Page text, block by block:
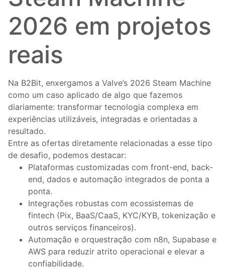
2026 em projetos
reais
Na B2Bit, enxergamos a Valve’s 2026 Steam Machine
como um caso aplicado de algo que fazemos
diariamente: transformar tecnologia complexa em
experiências utilizáveis, integradas e orientadas a
resultado.
Entre as ofertas diretamente relacionadas a esse tipo
de desafio, podemos destacar:
Plataformas customizadas com front-end, back-
end, dados e automação integrados de ponta a
ponta.
Integrações robustas com ecossistemas de
fintech (Pix, BaaS/CaaS, KYC/KYB, tokenização e
outros serviços financeiros).
Automação e orquestração com n8n, Supabase e
AWS para reduzir atrito operacional e elevar a
confiabilidade.